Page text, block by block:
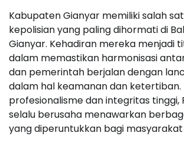
Kabupaten Gianyar memiliki salah
kepolisian yang paling dihormati di
Gianyar. Kehadiran mereka menjadi
dalam memastikan harmonisasi
dan pemerintah berjalan dengan
dalam hal keamanan dan ketertiban.
profesionalisme dan integritas tinggi,
selalu berusaha menawarkan
yang diperuntukkan bagi masyarakat